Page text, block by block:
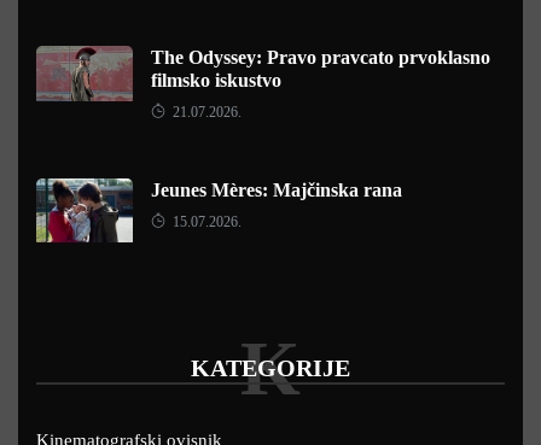
The Odyssey: Pravo pravcato prvoklasno
filmsko iskustvo
21.07.2026.
Jeunes Mères: Majčinska rana
15.07.2026.
KATEGORIJE
K
Kinematografski ovisnik